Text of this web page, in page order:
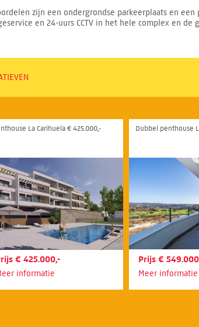
zijn een ondergrondse parkeerplaats en
en 24-uurs CCTV in het hele complex en de
La Carihuela € 425.000,-
€ 425.000,-
informatie
Dubbel penthouse
Prijs €
Meer informatie